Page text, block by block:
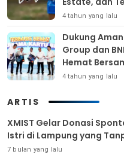
4 tahun yang lalu
Dukung
Group dan
Hemat
4 tahun yang lalu
ARTIS
XMIST Gelar Donasi
Istri di Lampung yang
7 bulan yang lalu